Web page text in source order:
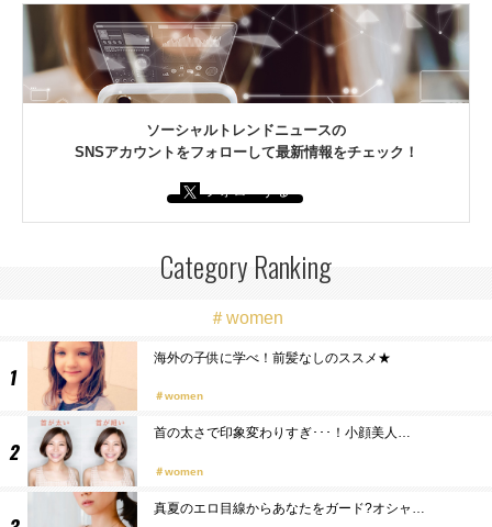
ソーシャルトレンドニュースの
SNSアカウントをフォローして最新情報をチェック！
フォローする
Category Ranking
＃women
海外の子供に学べ！前髪なしのススメ★
women
首の太さで印象変わりすぎ･･･！小顔美人…
women
真夏のエロ目線からあなたをガード?オシャ…